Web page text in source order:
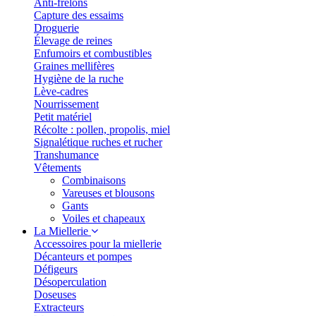
Anti-frelons
Capture des essaims
Droguerie
Élevage de reines
Enfumoirs et combustibles
Graines mellifères
Hygiène de la ruche
Lève-cadres
Nourrissement
Petit matériel
Récolte : pollen, propolis, miel
Signalétique ruches et rucher
Transhumance
Vêtements
Combinaisons
Vareuses et blousons
Gants
Voiles et chapeaux
La Miellerie
Accessoires pour la miellerie
Décanteurs et pompes
Défigeurs
Désoperculation
Doseuses
Extracteurs